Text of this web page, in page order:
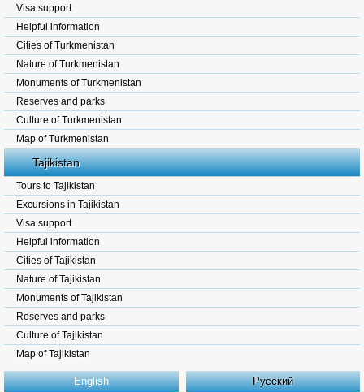
Visa support
Helpful information
Cities of Turkmenistan
Nature of Turkmenistan
Monuments of Turkmenistan
Reserves and parks
Culture of Turkmenistan
Map of Turkmenistan
Tajikistan
Tours to Tajikistan
Excursions in Tajikistan
Visa support
Helpful information
Cities of Tajikistan
Nature of Tajikistan
Monuments of Tajikistan
Reserves and parks
Culture of Tajikistan
Map of Tajikistan
English Русский